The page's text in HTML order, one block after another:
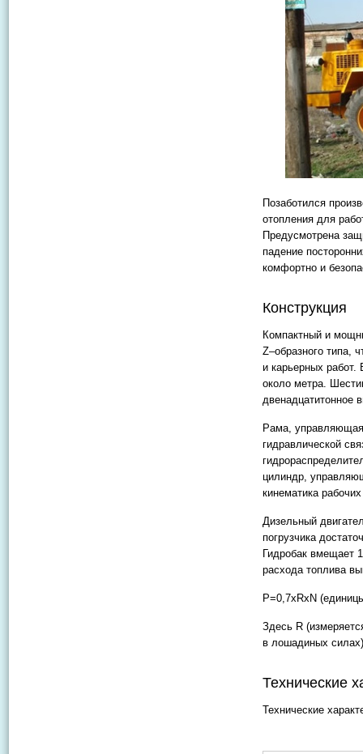
Позаботился
отопления для
Предусмотрена
падение
комфортно и
Конструкция
Компактный и
Z–образного типа,
и карьерных
около метра.
двенадцатитонное
Рама, управляющая
гидравлической
цилиндр,
кинематика
Дизельный
погрузчика
Гидробак вмещает
расхода топлива
P=0,7хRхN
Здесь R
в лошадиных
Технические
Технические